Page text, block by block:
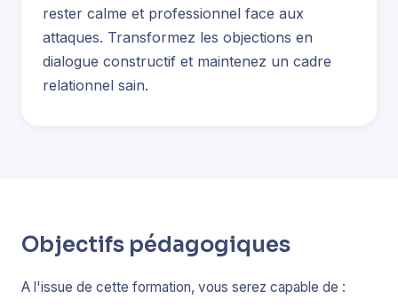
rester calme et professionnel face aux
attaques. Transformez les objections en
dialogue constructif et maintenez un cadre
relationnel sain.
Objectifs pédagogiques
A l'issue de cette formation, vous serez capable de :